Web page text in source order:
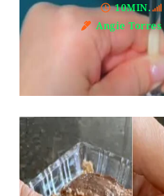
10MIN.
Angie Torres